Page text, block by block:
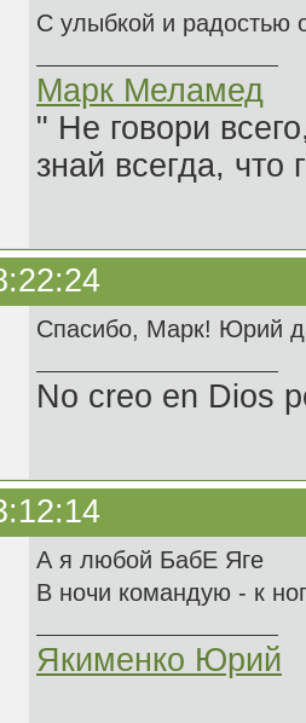
С улыбкой и
Марк Меламед
" Не говори
знай всегда, что
Спасибо, Марк! Юрий
No creo en Dios
А я любой БабЕ Яге
В ночи командую - к
Якименко Юрий